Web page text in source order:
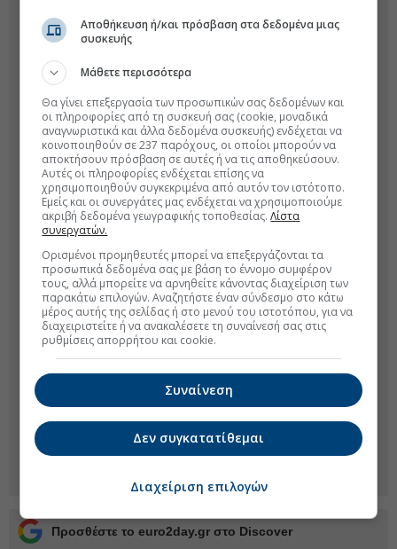
Προσθέστε το euro2day.gr στο Discover
Αποθήκευση ή/και πρόσβαση στα δεδομένα μιας
συσκευής
Μάθετε περισσότερα
Θα γίνει επεξεργασία των προσωπικών σας δεδομένων και
οι πληροφορίες από τη συσκευή σας (cookie, μοναδικά
αναγνωριστικά και άλλα δεδομένα συσκευής) ενδέχεται να
κοινοποιηθούν σε 237 παρόχους, οι οποίοι μπορούν να
αποκτήσουν πρόσβαση σε αυτές ή να τις αποθηκεύσουν.
Αυτές οι πληροφορίες ενδέχεται επίσης να
χρησιμοποιηθούν συγκεκριμένα από αυτόν τον ιστότοπο.
Εμείς και οι συνεργάτες μας ενδέχεται να χρησιμοποιούμε
ακριβή δεδομένα γεωγραφικής τοποθεσίας.Λίστα
συνεργατών.
Ορισμένοι προμηθευτές μπορεί να επεξεργάζονται τα
προσωπικά δεδομένα σας με βάση το έννομο συμφέρον
τους, αλλά μπορείτε να αρνηθείτε κάνοντας διαχείριση των
παρακάτω επιλογών. Αναζητήστε έναν σύνδεσμο στο κάτω
μέρος αυτής της σελίδας ή στο μενού του ιστοτόπου, για να
διαχειριστείτε ή να ανακαλέσετε τη συναίνεσή σας στις
ρυθμίσεις απορρήτου και cookie.
Συναίνεση
Δεν συγκατατίθεμαι
Διαχείριση επιλογών